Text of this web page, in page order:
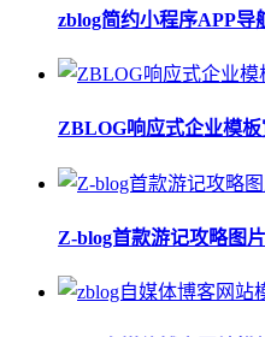
zblog简约小程序APP导
ZBLOG响应式企业模板
Z-blog首款游记攻略图